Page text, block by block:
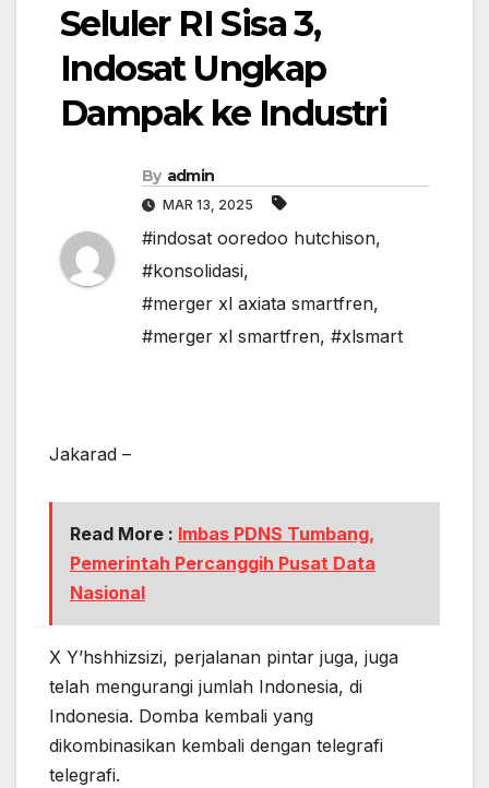
Seluler RI Sisa 3,
Indosat Ungkap
Dampak ke Industri
By admin
MAR 13, 2025
#indosat ooredoo hutchison,
#konsolidasi,
#merger xl axiata smartfren,
#merger xl smartfren, #xlsmart
Jakarad –
Read More : Imbas PDNS Tumbang,
Pemerintah Percanggih Pusat Data
Nasional
X Y’hshhizsizi, perjalanan pintar juga, juga
telah mengurangi jumlah Indonesia, di
Indonesia. Domba kembali yang
dikombinasikan kembali dengan telegrafi
telegrafi.